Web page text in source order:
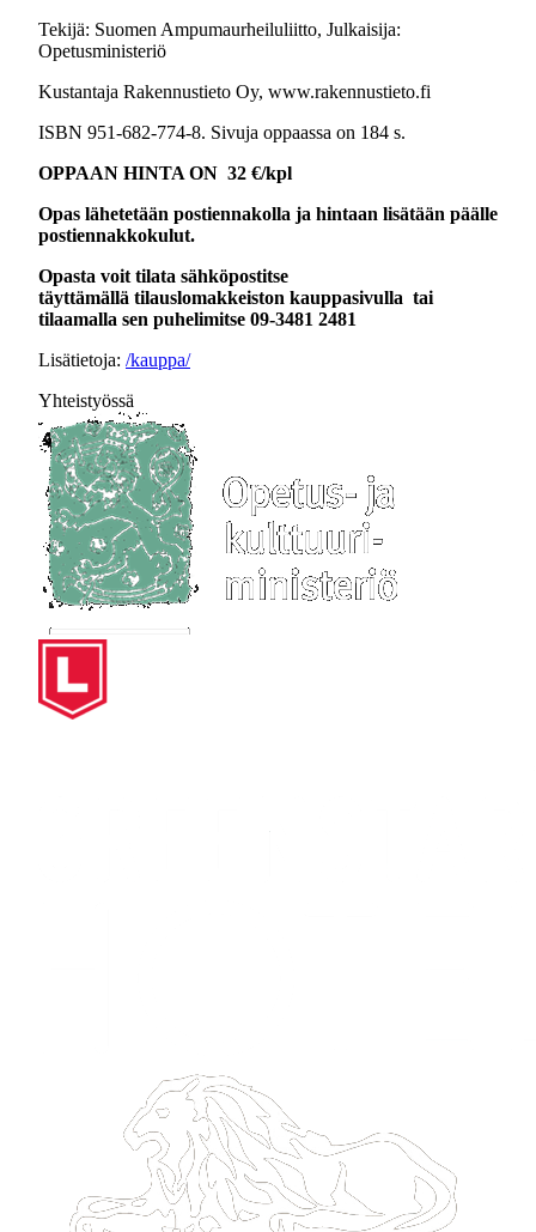
Tekijä: Suomen Ampumaurheiluliitto, Julkaisija:
Opetusministeriö
Kustantaja Rakennustieto Oy, www.rakennustieto.fi
ISBN 951-682-774-8. Sivuja oppaassa on 184 s.
OPPAAN HINTA ON 32 €/kpl
Opas lähetetään postiennakolla ja hintaan lisätään päälle
postiennakkokulut.
Opasta voit tilata sähköpostitse
täyttämällä tilauslomakkeiston kauppasivulla tai
tilaamalla sen puhelimitse 09-3481 2481
Lisätietoja: /kauppa/
Yhteistyössä